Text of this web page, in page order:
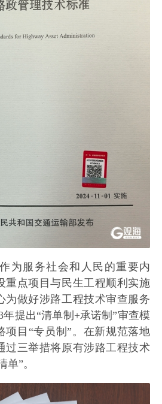
为服务社会和人民的重要内
重点项目与民生工程顺利实施
为做好涉路工程技术审查服务
提出“清单制+承诺制”审查模
项目“专员制”。在新规范落地
过三举措将原有涉路工程技术
”。